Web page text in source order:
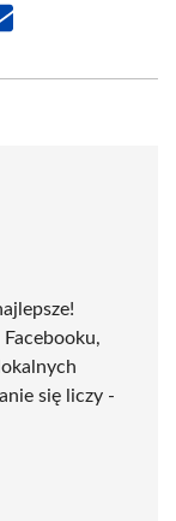
Facebooku,
się liczy -